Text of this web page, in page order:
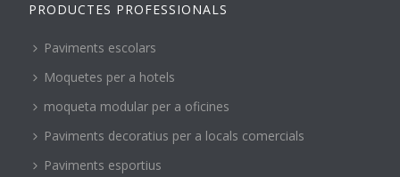
PRODUCTES PROFESSIONALS
Paviments escolars
Moquetes per a hotels
moqueta modular per a oficines
Paviments decoratius per a locals comercials
Paviments esportius